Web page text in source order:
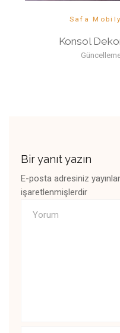
Safa
Konsol
Bir yanıt yazın
E-posta adresiniz
işaretlenmişlerdir